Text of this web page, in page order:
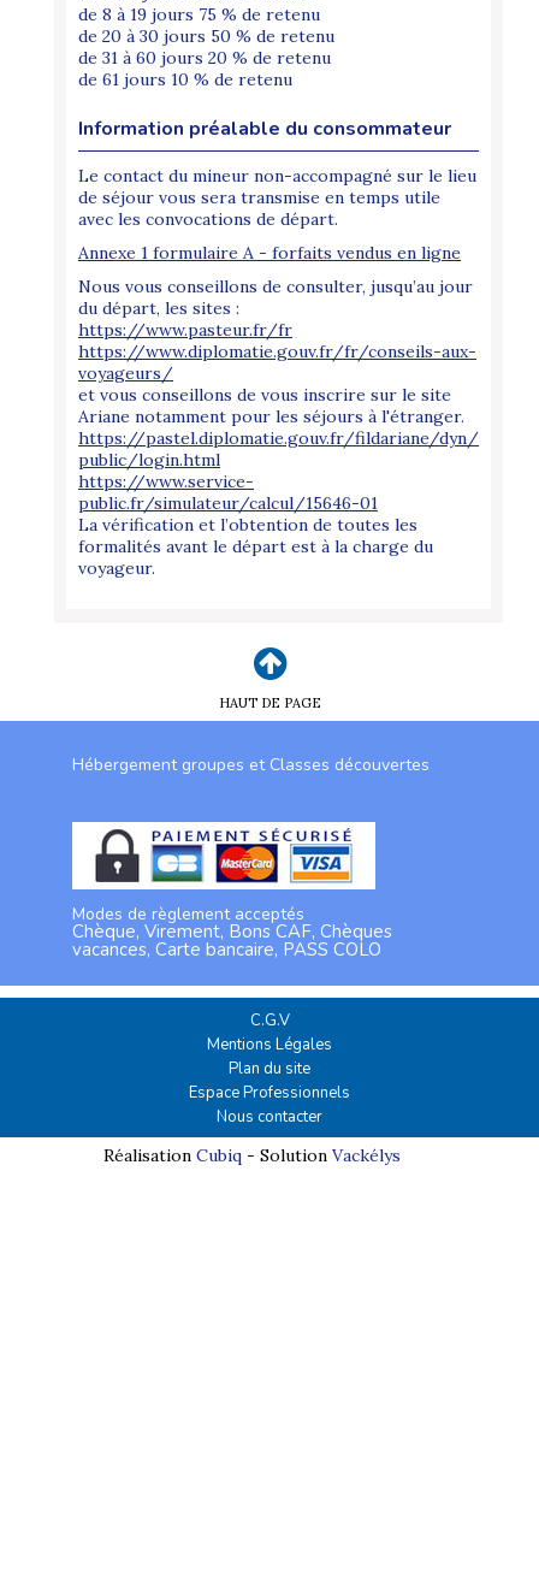
de 8 à 19 jours 75 % de retenu
de 20 à 30 jours 50 % de retenu
de 31 à 60 jours 20 % de retenu
de 61 jours 10 % de retenu
Information préalable du consommateur
Le contact du mineur non-accompagné sur le lieu
de séjour vous sera transmise en temps utile
avec les convocations de départ.
Annexe 1 formulaire A - forfaits vendus en ligne
Nous vous conseillons de consulter, jusqu’au jour
du départ, les sites :
https://www.pasteur.fr/fr
https://www.diplomatie.gouv.fr/fr/conseils-aux-
voyageurs/
et vous conseillons de vous inscrire sur le site
Ariane notamment pour les séjours à l'étranger.
https://pastel.diplomatie.gouv.fr/fildariane/dyn/
public/login.html
https://www.service-
public.fr/simulateur/calcul/15646-01
La vérification et l’obtention de toutes les
formalités avant le départ est à la charge du
voyageur.
HAUT DE PAGE
Hébergement groupes et Classes découvertes
Modes de règlement acceptés
Chèque, Virement, Bons CAF, Chèques
vacances, Carte bancaire, PASS COLO
C.G.V
Mentions Légales
Plan du site
Espace Professionnels
Nous contacter
Réalisation Cubiq- Solution Vackélys